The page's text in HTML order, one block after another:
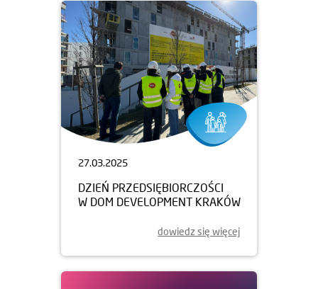
27.03.2025
DZIEŃ PRZEDSIĘBIORCZOŚCI
W DOM DEVELOPMENT KRAKÓW
dowiedz się więcej